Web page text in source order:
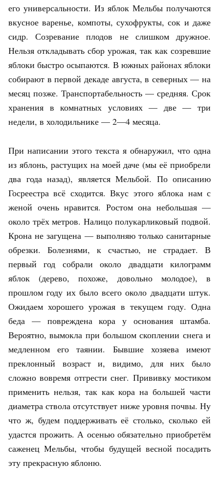
его универсальности. Из яблок Мельбы получаются
вкусное варенье, компоты, сухофрукты, сок и даже
сидр. Созревание плодов не слишком дружное.
Нельзя откладывать сбор урожая, так как созревшие
яблоки быстро осыпаются. В южных районах яблоки
собирают в первой декаде августа, в северных — на
месяц позже. Транспортабельность — средняя. Срок
хранения в комнатных условиях — две — три
недели, в холодильнике — 2—4 месяца.
При написании этого текста я обнаружил, что одна
из яблонь, растущих на моей даче (мы её приобрели
два года назад), является Мельбой. По описанию
Госреестра всё сходится. Вкус этого яблока нам с
женой очень нравится. Ростом она небольшая —
около трёх метров. Налицо полукарликовый подвой.
Крона не загущена — выполняю только санитарные
обрезки. Болезнями, к счастью, не страдает. В
первый год собрали около двадцати килограмм
яблок (дерево, похоже, довольно молодое), в
прошлом году их было всего около двадцати штук.
Ожидаем хорошего урожая в текущем году. Одна
беда — повреждена кора у основания штамба.
Вероятно, вымокла при большом скоплении снега и
медленном его таянии. Бывшие хозяева имеют
преклонный возраст и, видимо, для них было
сложно вовремя отгрести снег. Прививку мостиком
применить нельзя, так как кора на большей части
диаметра ствола отсутствует ниже уровня почвы. Ну
что ж, будем поддерживать её столько, сколько ей
удастся прожить. А осенью обязательно приобретём
саженец Мельбы, чтобы будущей весной посадить
эту прекрасную яблоню.